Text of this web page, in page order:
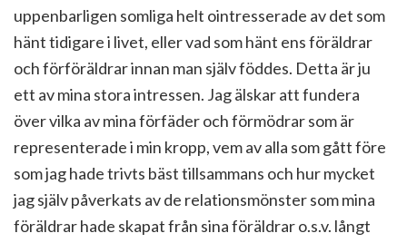
uppenbarligen somliga helt ointresserade av det som
hänt tidigare i livet, eller vad som hänt ens föräldrar
och förföräldrar innan man själv föddes. Detta är ju
ett av mina stora intressen. Jag älskar att fundera
över vilka av mina förfäder och förmödrar som är
representerade i min kropp, vem av alla som gått före
som jag hade trivts bäst tillsammans och hur mycket
jag själv påverkats av de relationsmönster som mina
föräldrar hade skapat från sina föräldrar o.s.v. långt